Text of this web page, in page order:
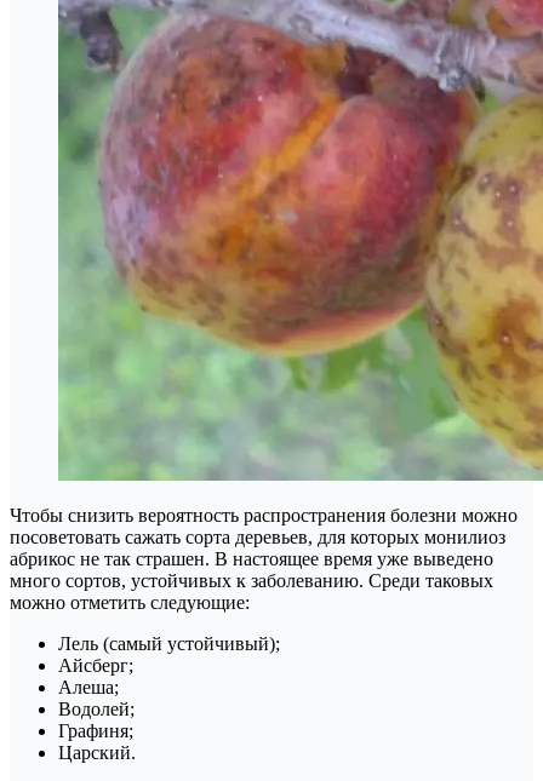
Чтобы снизить вероятность распространения болезни можно
посоветовать сажать сорта деревьев, для которых монилиоз
абрикос не так страшен. В настоящее время уже выведено
много сортов, устойчивых к заболеванию. Среди таковых
можно отметить следующие:
Лель (самый устойчивый);
Айсберг;
Алеша;
Водолей;
Графиня;
Царский.